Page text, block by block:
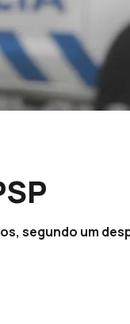
segundo um